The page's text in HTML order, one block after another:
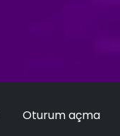
Oturum açma